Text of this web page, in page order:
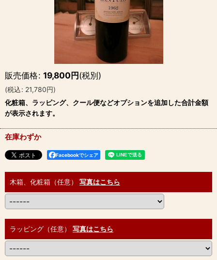
販売価格: 19,800円(税別)
(税込: 21,780円)
化粧箱、ラッピング、クール便などオプションを追加した合計金額
が表示されます。
在庫わずか
Facebookでシェア
木箱、化粧箱（任意） 写真はこちら
ラッピング（任意） 写真はこちら